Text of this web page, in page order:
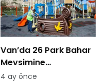
Van’da 26 Park Bahar
Mevsimine
Hazırlanıyor
4 ay önce